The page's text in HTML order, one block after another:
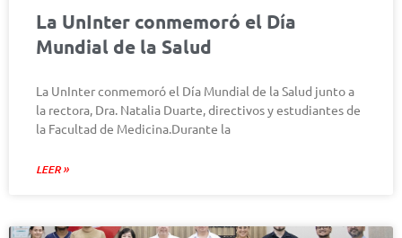
La UnInter conmemoró el Día
Mundial de la Salud
La UnInter conmemoró el Día Mundial de la Salud junto a
la rectora, Dra. Natalia Duarte, directivos y estudiantes de
la Facultad de Medicina.Durante la
LEER »